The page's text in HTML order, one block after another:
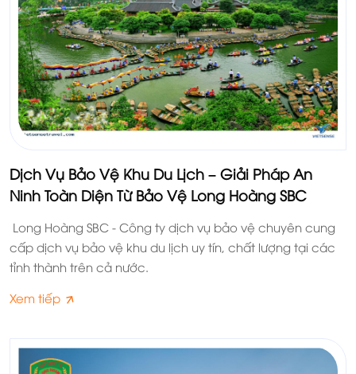
Dịch Vụ Bảo Vệ Khu Du Lịch – Giải Pháp An
Ninh Toàn Diện Từ Bảo Vệ Long Hoàng SBC
Long Hoàng SBC - Công ty dịch vụ bảo vệ chuyên cung
cấp dịch vụ bảo vệ khu du lịch uy tín, chất lượng tại các
tỉnh thành trên cả nước.
Xem tiếp